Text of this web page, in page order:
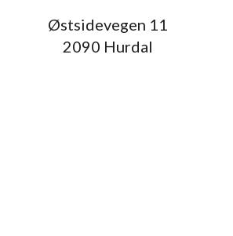
Østsidevegen 11
2090 Hurdal